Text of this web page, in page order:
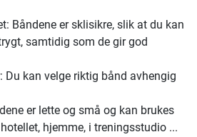
Båndene er sklisikre, slik at du kan
samtidig som de gir god
Du kan velge riktig bånd avhengig
er lette og små og kan brukes
hjemme, i treningsstudio ...